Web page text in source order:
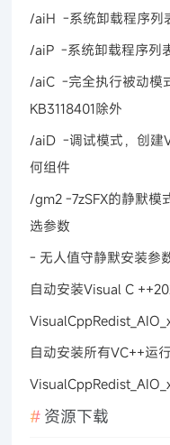
/aiH -系统卸载程序列
/aiP -系统卸载程序列
/aiC -完全执行被动模
KB3118401除外
/aiD -调试模式，创建
何组件
/gm2 -7zSFX的静默模
选参数
- 无人值守静默安装参
自动安装Visual C
自动安装所有VC++运
资源下载